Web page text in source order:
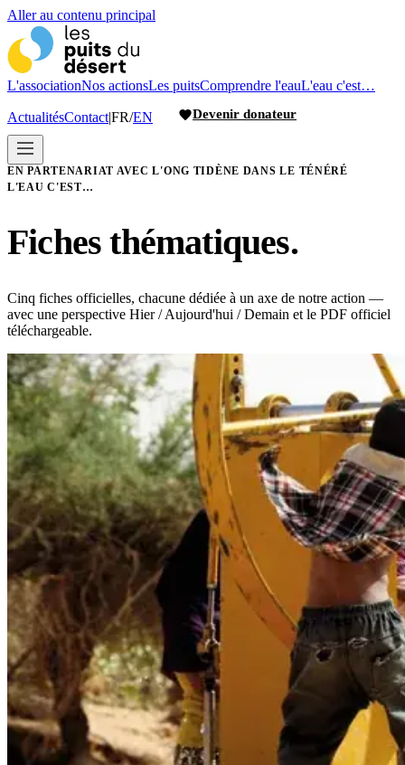
Aller au contenu principal
L'associationNos actionsLes puitsComprendre l'eauL'eau c'est…
ActualitésContact|FR/EN Devenir donateur
EN PARTENARIAT AVEC L'ONG TIDÈNE DANS LE TÉNÉRÉ
L'EAU C'EST…
Fiches thématiques.
Cinq fiches officielles, chacune dédiée à un axe de notre action —
avec une perspective Hier / Aujourd'hui / Demain et le PDF officiel
téléchargeable.